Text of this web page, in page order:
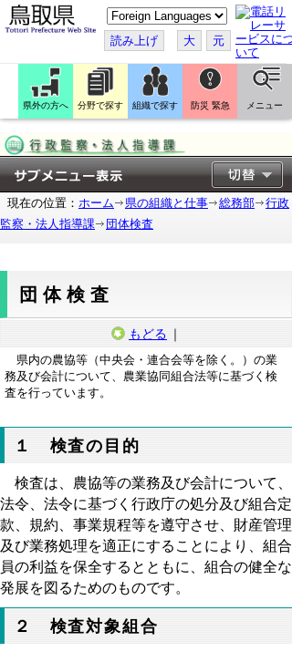
こ
の
ペ
ー
ジ
翻
訳
す
読み上げ 大 元
県外の方へ 分野で探す 組織で探す 防災 緊急 メニュー
現在の位置： ホーム 県の組織と仕事 総務部
行政
監察・法人指導課
団体検査
団体検査
もどる ｜
県内の農協等（中央会・連合会等を除く。）の業
務及び会計について、農業協同組合法等に基づく検
査を行っています。
１ 検査の目的
検査は、農協等の業務及び会計について、
法令、法令に基づく行政庁の処分及び組合定
款、規約、事業規程等を遵守させ、財産管理
及び業務処理を適正にすることにより、組合
員の利益を保全するとともに、組合の健全な
発展を図るためのものです。
２ 検査対象組合